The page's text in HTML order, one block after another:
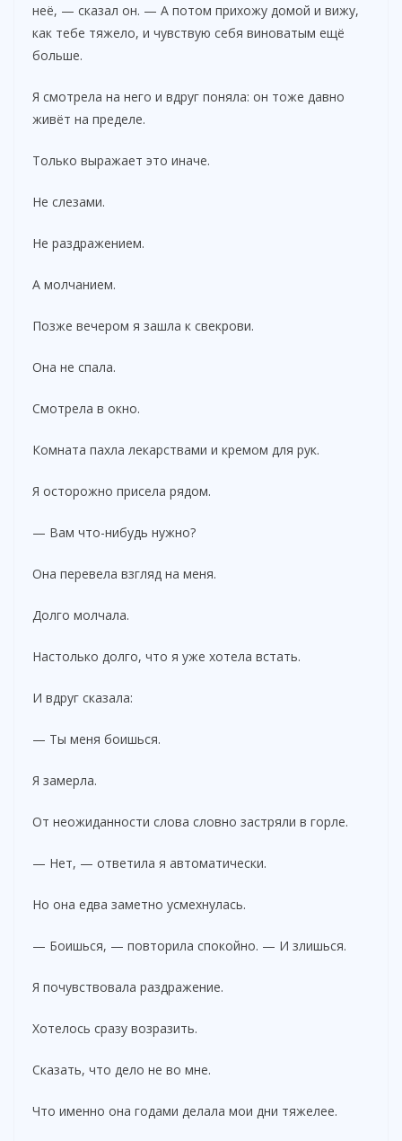
неё, — сказал он. — А потом прихожу домой и вижу,
как тебе тяжело, и чувствую себя виноватым ещё
больше.
Я смотрела на него и вдруг поняла: он тоже давно
живёт на пределе.
Только выражает это иначе.
Не слезами.
Не раздражением.
А молчанием.
Позже вечером я зашла к свекрови.
Она не спала.
Смотрела в окно.
Комната пахла лекарствами и кремом для рук.
Я осторожно присела рядом.
— Вам что-нибудь нужно?
Она перевела взгляд на меня.
Долго молчала.
Настолько долго, что я уже хотела встать.
И вдруг сказала:
— Ты меня боишься.
Я замерла.
От неожиданности слова словно застряли в горле.
— Нет, — ответила я автоматически.
Но она едва заметно усмехнулась.
— Боишься, — повторила спокойно. — И злишься.
Я почувствовала раздражение.
Хотелось сразу возразить.
Сказать, что дело не во мне.
Что именно она годами делала мои дни тяжелее.